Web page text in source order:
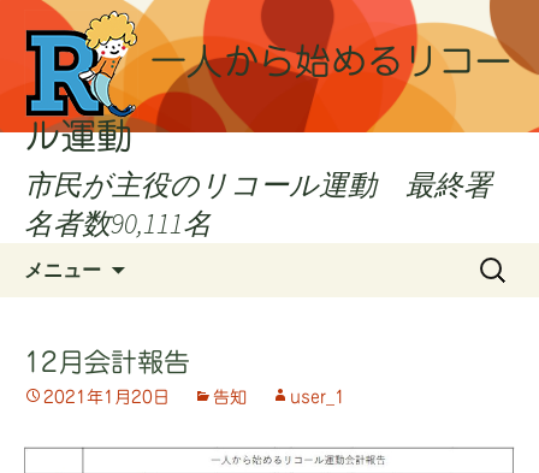
一人から始めるリコー
ル運動
市民が主役のリコール運動 最終署
名者数90,111名
メニュー
ン
ツ
へ
検
12月会計報告
2021年1月20日 告知 user_1